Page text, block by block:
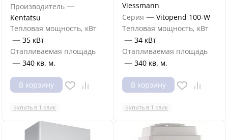
Производитель —
Kentatsu
Тепловая мощность, кВт
— 35 кВт
Отапливаемая площадь
— 340 кв. м.
В корзину
Купить в 1 клик
Viessmann
Серия — Vitopend 100-W
Тепловая мощность, кВт
— 34 кВт
Отапливаемая площадь
— 340 кв. м.
В корзину
Купить в 1 клик